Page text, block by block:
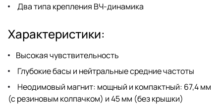
Два типа крепления ВЧ-динамика
Характеристики:
Высокая чувствительность
Глубокие басы и нейтральные средние частоты
Неодимовый магнит: мощный и компактный: 67,4 мм
(с резиновым колпачком) и 45 мм (без крышки)